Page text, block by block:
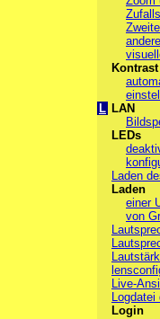
Kontrast
L LAN
LEDs
Laden
Laden
einer
von
Live-
Logdatei
Login